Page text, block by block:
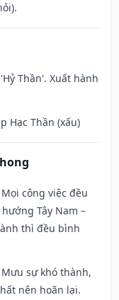
Thần'. Xuất hành
Hạc Thần (xấu)
Mọi công việc đều
Tây Nam –
thì đều bình
Mưu sự khó thành,
nên hoãn lại.